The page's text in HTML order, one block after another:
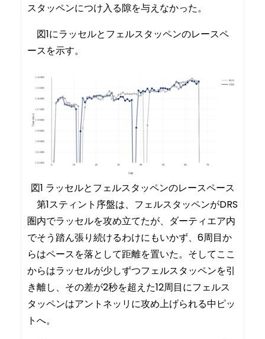
スタッペンにつけ入る隙を与えなかった。
図1にラッセルとフェルスタッペンのレースペ
ースを示す。
図1 ラッセルとフェルスタッペンのレースペース
第1スティント序盤は、フェルスタッペンがDRS
圏内でラッセルを攻め立てたが、ダーティエア内
でそう踏ん張り続けるわけにもいかず、6周目か
らはペースを落として距離を置いた。そしてここ
からはラッセルが少しずつフェルスタッペンを引
き離し、その差が2秒を超えた12周目にフェルス
タッペンはアントネッリに攻め上げられる中ピッ
トへ。